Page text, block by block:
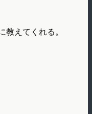
えてくれる。